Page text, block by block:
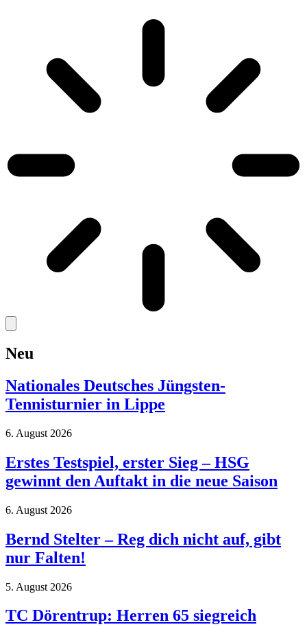
Neu
Nationales Deutsches Jüngsten-
Tennisturnier in Lippe
6. August 2026
Erstes Testspiel, erster Sieg – HSG
gewinnt den Auftakt in die neue Saison
6. August 2026
Bernd Stelter – Reg dich nicht auf, gibt
nur Falten!
5. August 2026
TC Dörentrup: Herren 65 siegreich